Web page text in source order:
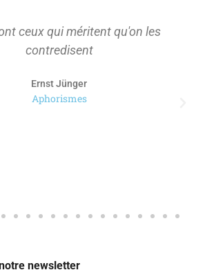
ceux qui méritent qu'on les
contredisent
Ernst Jünger
Aphorismes
newsletter